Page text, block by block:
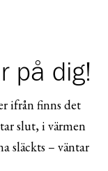
på dig!
ifrån finns det
slut, i värmen
släckts – väntar